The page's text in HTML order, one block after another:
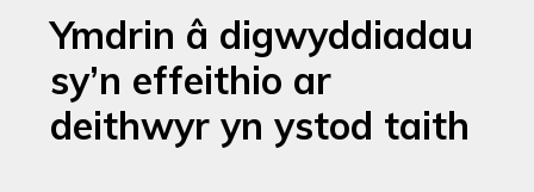
Ymdrin â digwyddiadau
sy’n effeithio ar
deithwyr yn ystod taith